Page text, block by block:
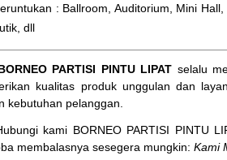
: Ballroom, Auditorium, Mini
dll
PARTISI PINTU LIPAT selalu
kualitas produk unggulan dan
kebutuhan pelanggan.
kami BORNEO PARTISI PINTU
membalasnya sesegera mungkin: Kami